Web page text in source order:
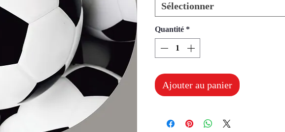
Sélectionner
Quantité *
Ajouter au panier